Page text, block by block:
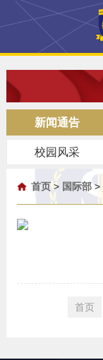
新闻通告
校园风采
首页> 国际部>
首页